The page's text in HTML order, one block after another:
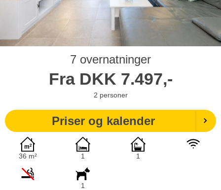
7 overnatninger
Fra DKK 7.497,-
2 personer
Priser og kalender
36 m² 1 1
1